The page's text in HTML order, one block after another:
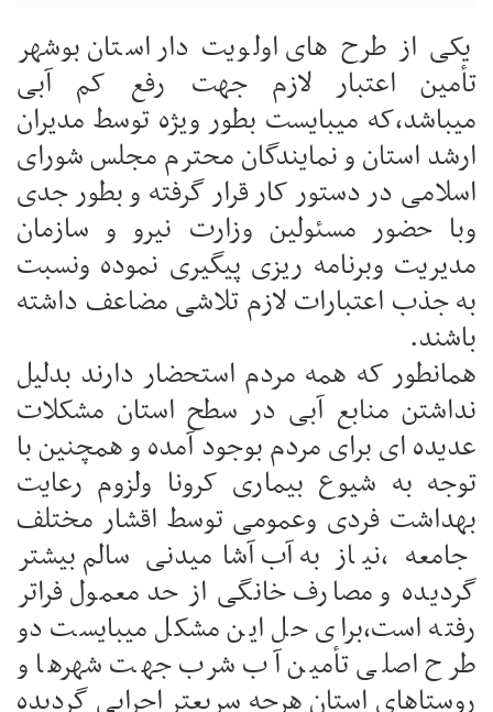
یکی از طرح های اولویت دار استان بوشهر
تأمین اعتبار لازم جهت رفع کم آبی
میباشد،که میبایست بطور ویژه توسط مدیران
ارشد استان و نمایندگان محترم مجلس شورای
اسلامی در دستور کار قرار گرفته و بطور جدی
وبا حضور مسئولین وزارت نیرو و سازمان
مدیریت وبرنامه ریزی پیگیری نموده ونسبت
به جذب اعتبارات لازم تلاشی مضاعف داشته
باشند.
همانطور که همه مردم استحضار دارند بدلیل
نداشتن منابع آبی در سطح استان مشکلات
عدیده ای برای مردم بوجود آمده و همچنین با
توجه به شیوع بیماری کرونا ولزوم‌ رعایت
بهداشت فردی وعمومی توسط اقشار مختلف
جامعه ،نیاز به آب آشامیدنی سالم بیشتر
گردیده و مصارف خانگی از حد معمول فراتر
رفته است،برای حل این مشکل میبایست دو
طرح اصلی تأمین آب شرب جهت شهرها و
روستاهای استان هرچه سریعتر اجرایی گردیده